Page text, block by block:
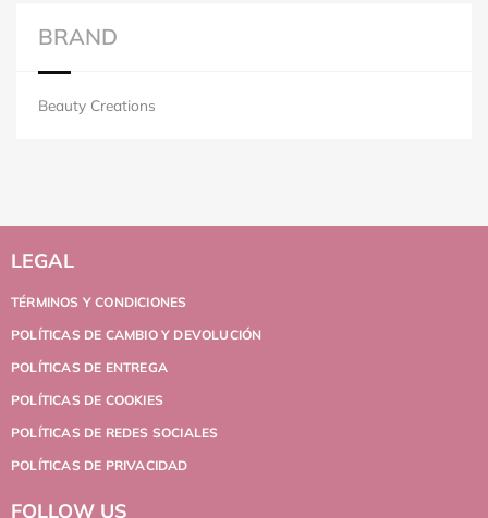
BRAND
Beauty Creations
LEGAL
TÉRMINOS Y CONDICIONES
POLÍTICAS DE CAMBIO Y DEVOLUCIÓN
POLÍTICAS DE ENTREGA
POLÍTICAS DE COOKIES
POLÍTICAS DE REDES SOCIALES
POLÍTICAS DE PRIVACIDAD
FOLLOW US